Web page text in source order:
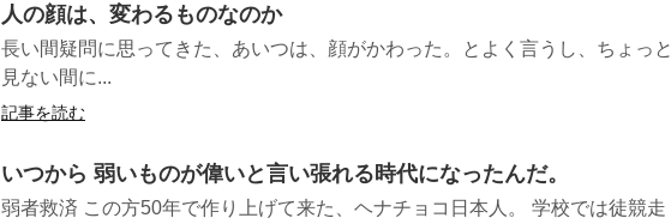
人の顔は、変わるものなのか
長い間疑問に思ってきた、あいつは、顔がかわった。とよく言うし、ちょっと
見ない間に...
記事を読む
いつから 弱いものが偉いと言い張れる時代になったんだ。
弱者救済 この方50年で作り上げて来た、ヘナチョコ日本人。 学校では徒競走